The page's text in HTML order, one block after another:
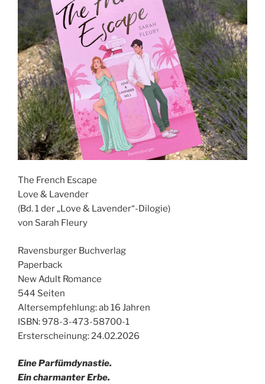
The French Escape
Love & Lavender
(Bd. 1 der „Love & Lavender“-Dilogie)
von Sarah Fleury
Ravensburger Buchverlag
Paperback
New Adult Romance
544 Seiten
Altersempfehlung: ab 16 Jahren
ISBN: 978-3-473-58700-1
Ersterscheinung: 24.02.2026
Eine Parfümdynastie.
Ein charmanter Erbe.